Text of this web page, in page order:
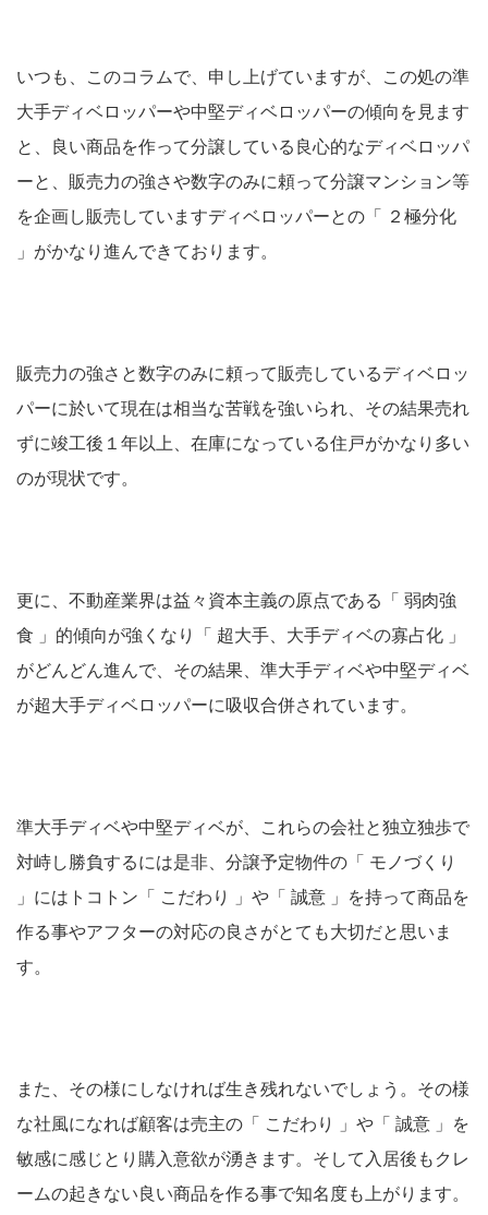
いつも、このコラムで、申し上げていますが、この処の準
大手ディベロッパーや中堅ディベロッパーの傾向を見ます
と、良い商品を作って分譲している良心的なディベロッパ
ーと、販売力の強さや数字のみに頼って分譲マンション等
を企画し販売していますディベロッパーとの「 ２極分化
」がかなり進んできております。
販売力の強さと数字のみに頼って販売しているディベロッ
パーに於いて現在は相当な苦戦を強いられ、その結果売れ
ずに竣工後１年以上、在庫になっている住戸がかなり多い
のが現状です。
更に、不動産業界は益々資本主義の原点である「 弱肉強
食 」的傾向が強くなり「 超大手、大手ディベの寡占化 」
がどんどん進んで、その結果、準大手ディベや中堅ディベ
が超大手ディベロッパーに吸収合併されています。
準大手ディベや中堅ディベが、これらの会社と独立独歩で
対峙し勝負するには是非、分譲予定物件の「 モノづくり
」にはトコトン「 こだわり 」や「 誠意 」を持って商品を
作る事やアフターの対応の良さがとても大切だと思いま
す。
また、その様にしなければ生き残れないでしょう。その様
な社風になれば顧客は売主の「 こだわり 」や「 誠意 」を
敏感に感じとり購入意欲が湧きます。そして入居後もクレ
ームの起きない良い商品を作る事で知名度も上がります。